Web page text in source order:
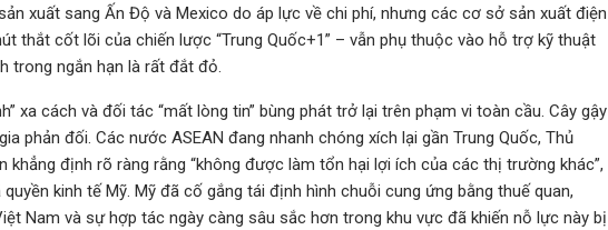
xuất sang Ấn Độ và Mexico do áp lực về chi phí, nhưng các cơ sở sản xuất điện
thắt cốt lõi của chiến lược “Trung Quốc+1” – vẫn phụ thuộc vào hỗ trợ kỹ thuật
trong ngắn hạn là rất đắt đỏ.
xa cách và đối tác “mất lòng tin” bùng phát trở lại trên phạm vi toàn cầu. Cây gậy
phản đối. Các nước ASEAN đang nhanh chóng xích lại gần Trung Quốc, Thủ
khẳng định rõ ràng rằng “không được làm tổn hại lợi ích của các thị trường khác”,
kinh tế Mỹ. Mỹ đã cố gắng tái định hình chuỗi cung ứng bằng thuế quan,
Nam và sự hợp tác ngày càng sâu sắc hơn trong khu vực đã khiến nỗ lực này bị